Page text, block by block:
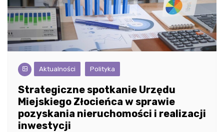
Aktualności Polityka
Strategiczne spotkanie Urzędu
Miejskiego Złocieńca w sprawie
pozyskania nieruchomości i realizacji
inwestycji